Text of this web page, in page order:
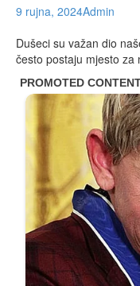
9 rujna, 2024Admin
Dušeci su važan dio
često postaju mjesto za